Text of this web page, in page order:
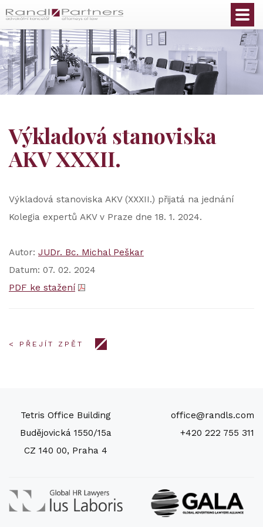
Výkladová stanoviska
AKV XXXII.
Výkladová stanoviska AKV (XXXII.) přijatá na jednání
Kolegia expertů AKV v Praze dne 18. 1. 2024.
Autor: JUDr. Bc. Michal Peškar
Datum: 07. 02. 2024
PDF ke stažení
< PŘEJÍT ZPĚT
Tetris Office Building
Budějovická 1550/15a
CZ 140 00, Praha 4
office@randls.com
+420 222 755 311
Čeština